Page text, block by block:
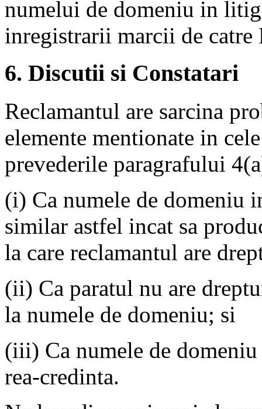
numelui de domeniu in
inregistrarii marcii de catre
6. Discutii si Constatari
Reclamantul are sarcina
elemente mentionate in
prevederile paragrafului
(i) Ca numele de domeniu
similar astfel incat sa
la care reclamantul are
(ii) Ca paratul nu are
la numele de domeniu; si
(iii) Ca numele de
rea-credinta.